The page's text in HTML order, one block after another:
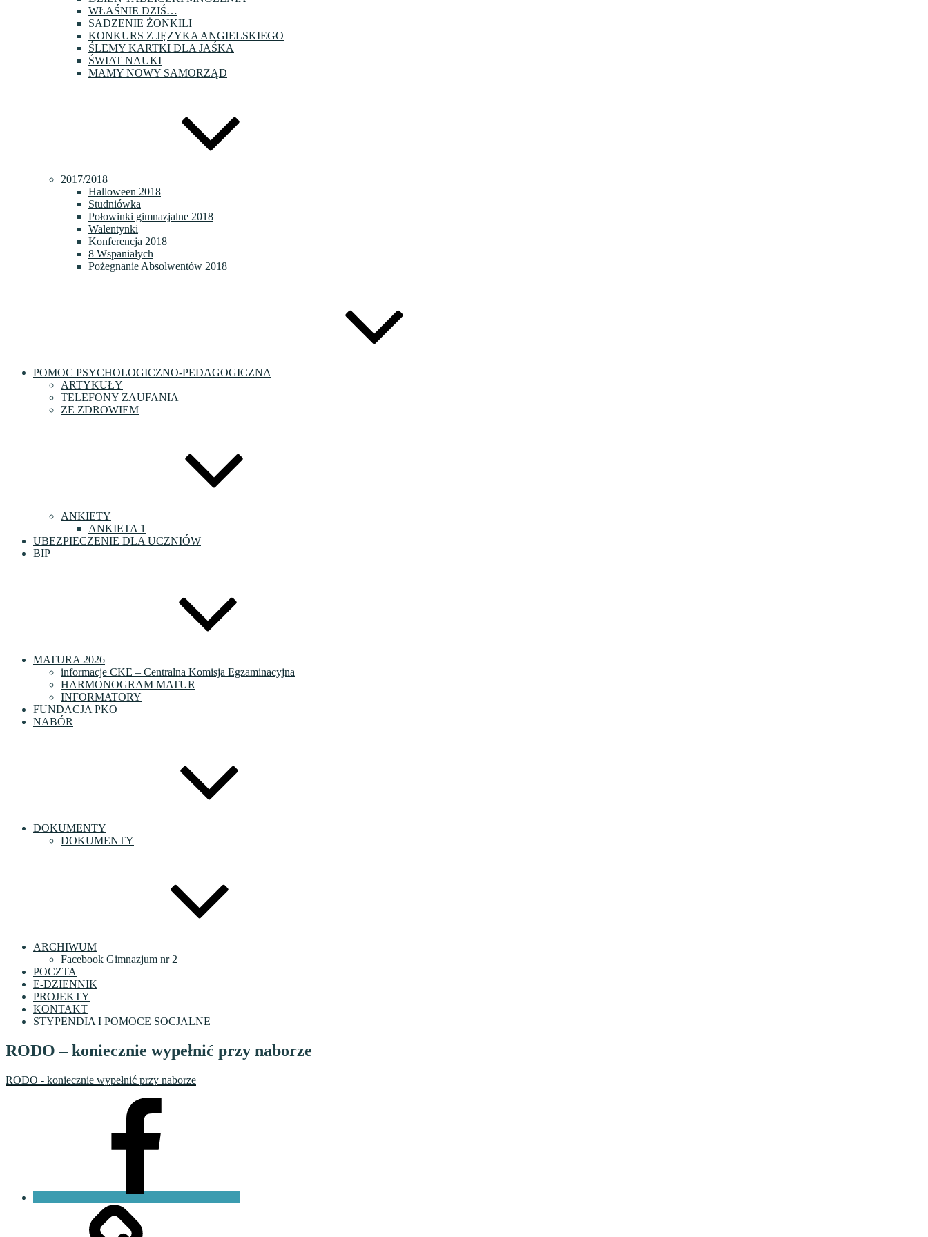
WŁAŚNIE DZIŚ…
SADZENIE ŻONKILI
KONKURS Z JĘZYKA ANGIELSKIEGO
ŚLEMY KARTKI DLA JAŚKA
ŚWIAT NAUKI
MAMY NOWY SAMORZĄD
2017/2018
Halloween 2018
Studniówka
Połowinki gimnazjalne 2018
Walentynki
Konferencja 2018
8 Wspaniałych
Pożegnanie Absolwentów 2018
POMOC PSYCHOLOGICZNO-PEDAGOGICZNA
ARTYKUŁY
TELEFONY ZAUFANIA
ZE ZDROWIEM
ANKIETY
ANKIETA 1
UBEZPIECZENIE DLA UCZNIÓW
BIP
MATURA 2026
informacje CKE – Centralna Komisja Egzaminacyjna
HARMONOGRAM MATUR
INFORMATORY
FUNDACJA PKO
NABÓR
DOKUMENTY
DOKUMENTY
ARCHIWUM
Facebook Gimnazjum nr 2
POCZTA
E-DZIENNIK
PROJEKTY
KONTAKT
STYPENDIA I POMOCE SOCJALNE
RODO – koniecznie wypełnić przy naborze
RODO - koniecznie wypełnić przy naborze